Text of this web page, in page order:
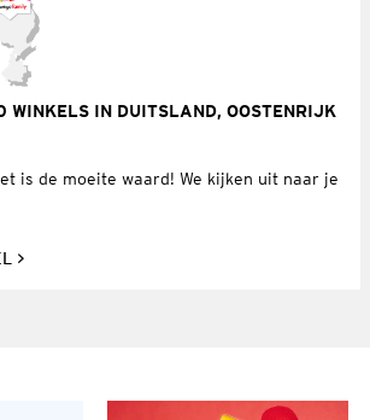
WINKELS IN DUITSLAND, OOSTENRIJK
is de moeite waard! We kijken uit naar je